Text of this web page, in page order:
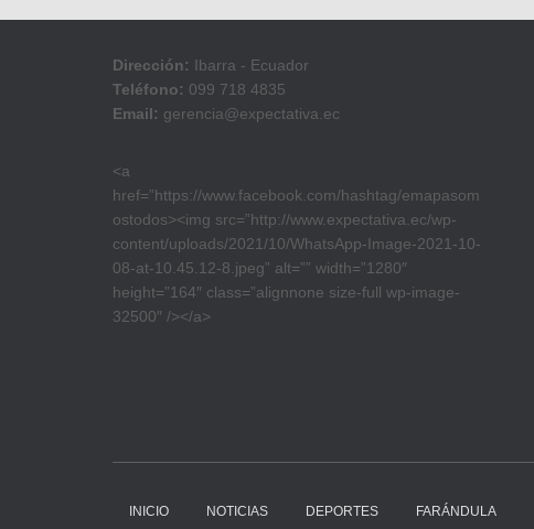
Dirección: Ibarra - Ecuador
Teléfono: 099 718 4835
Email: gerencia@expectativa.ec
<a
href=”https://www.facebook.com/hashtag/emapasom
ostodos><img src=”http://www.expectativa.ec/wp-
content/uploads/2021/10/WhatsApp-Image-2021-10-
08-at-10.45.12-8.jpeg” alt=”” width=”1280″
height=”164″ class=”alignnone size-full wp-image-
32500″ /></a>
INICIO NOTICIAS DEPORTES FARÁNDULA